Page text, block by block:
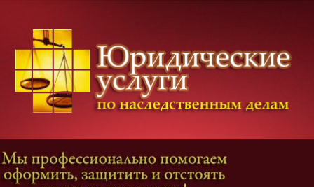
Категории дел